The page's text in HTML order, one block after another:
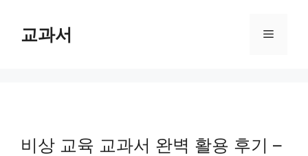
교과서 Menu
비상 교육 교과서 완벽 활용 후기 –